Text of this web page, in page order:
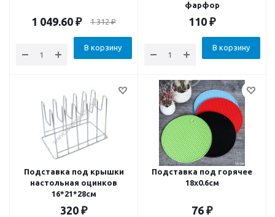
1 049.60 ₽ 1 312₽
В корзину
фарфор
110 ₽
В корзину
Подставка под крышки
настольная оцинков
16*21*28см
320 ₽
Подставка под горячее
18х0.6см
76 ₽